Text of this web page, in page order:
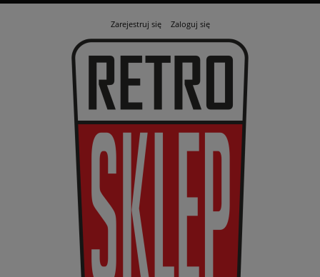
Zarejestruj się Zaloguj się